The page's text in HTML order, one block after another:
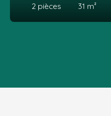
2 pièces 31 m²